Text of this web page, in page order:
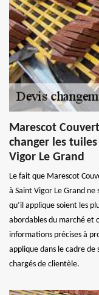
Marescot
changer les
Vigor Le Grand
Le fait que Marescot
à Saint Vigor Le Grand
qu’il applique soient les
abordables du marché et
informations précises à
applique dans le cadre de
chargés de clientèle.